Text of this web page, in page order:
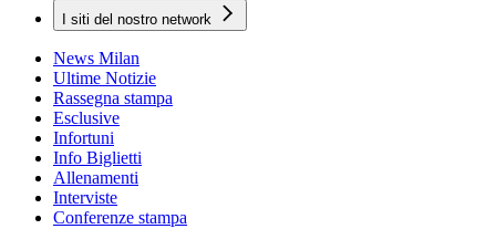
I siti del nostro network
News Milan
Ultime Notizie
Rassegna stampa
Esclusive
Infortuni
Info Biglietti
Allenamenti
Interviste
Conferenze stampa